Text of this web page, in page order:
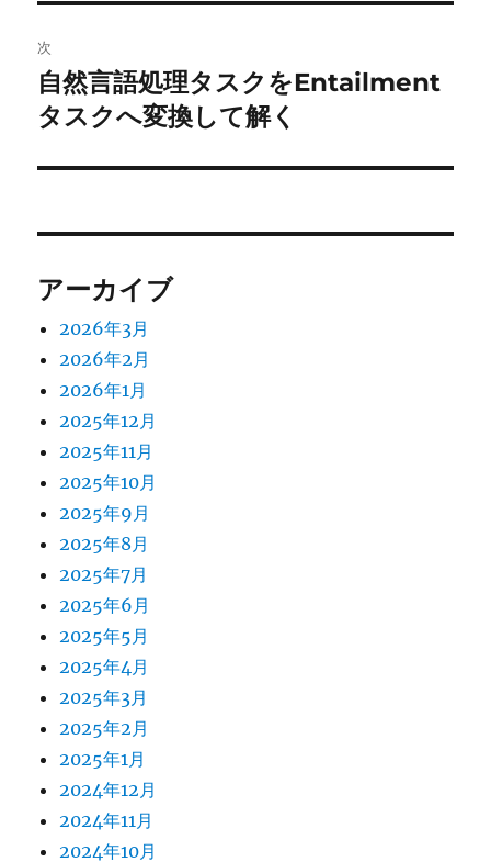
ビ
ゲ
ー
シ
投
稿:
次
次
の
稿:
自然言語処理タスクをEntailment
タスクへ変換して解く
アーカイブ
2026年3月
2026年2月
2026年1月
2025年12月
2025年11月
2025年10月
2025年9月
2025年8月
2025年7月
2025年6月
2025年5月
2025年4月
2025年3月
2025年2月
2025年1月
2024年12月
2024年11月
2024年10月